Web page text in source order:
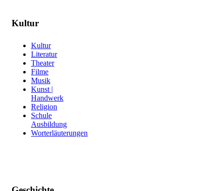
Kultur
Kultur
Literatur
Theater
Filme
Musik
Kunst |
Handwerk
Religion
Schule
Ausbildung
Worterläuterungen